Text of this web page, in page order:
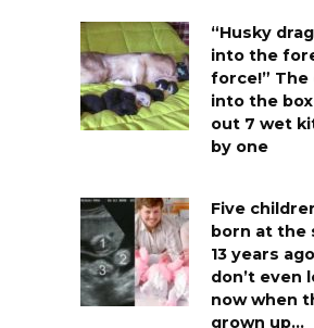
“Husky
into the
force!” The
into the
out 7 wet
by one
Five
born at the
13 years
don’t even
now when
grown up…